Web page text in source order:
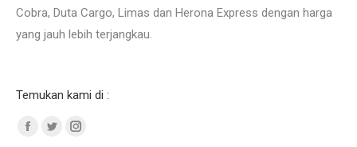
Cobra, Duta Cargo, Limas dan Herona Express dengan harga
yang jauh lebih terjangkau.
Temukan kami di :
Facebook
TwitterInstagram